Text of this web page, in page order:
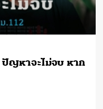
ญหาจะไม่จบ หาก